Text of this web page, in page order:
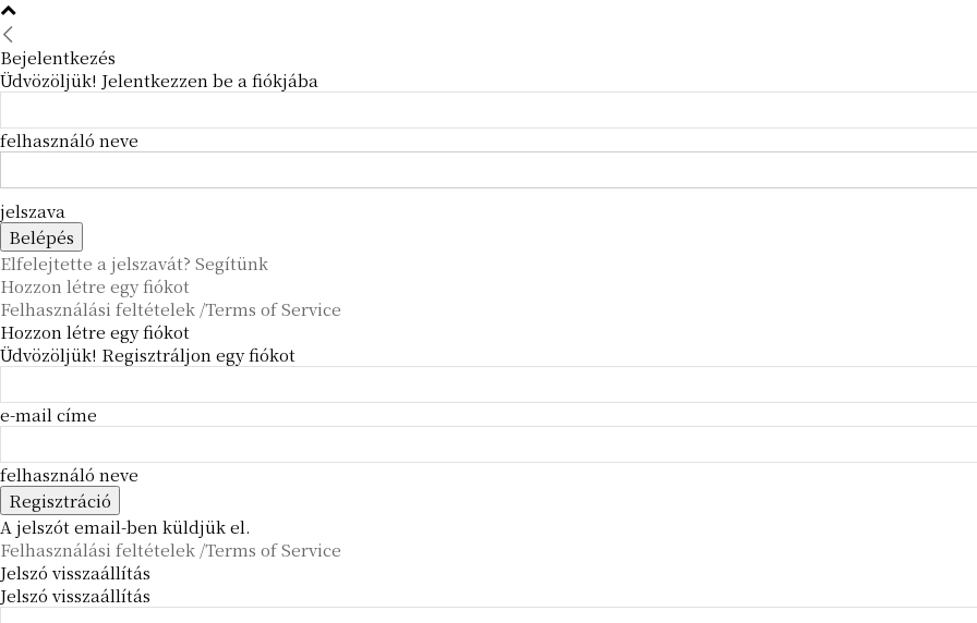
Bejelentkezés
Üdvözöljük! Jelentkezzen be a fiókjába
felhasználó neve
jelszava
Elfelejtette a jelszavát? Segítünk
Hozzon létre egy fiókot
Felhasználási feltételek /Terms of Service
Hozzon létre egy fiókot
Üdvözöljük! Regisztráljon egy fiókot
e-mail címe
felhasználó neve
A jelszót email-ben küldjük el.
Felhasználási feltételek /Terms of Service
Jelszó visszaállítás
Jelszó visszaállítás